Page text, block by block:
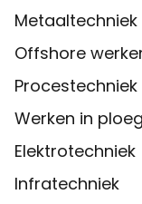
Metaaltechniek
Offshore
Procestechniek
Werken in
Elektrotechniek
Infratechniek